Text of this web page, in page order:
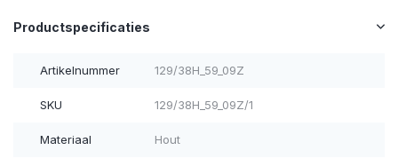
Productspecificaties
Artikelnummer 129/38H_59_09Z
SKU 129/38H_59_09Z/1
Materiaal Hout